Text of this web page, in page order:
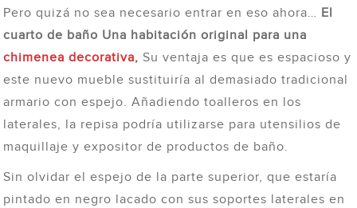
Pero quizá no sea necesario entrar en eso ahora… El
cuarto de baño Una habitación original para una
chimenea decorativa,Su ventaja es que es espacioso y
este nuevo mueble sustituiría al demasiado tradicional
armario con espejo. Añadiendo toalleros en los
laterales, la repisa podría utilizarse para utensilios de
maquillaje y expositor de productos de baño.
Sin olvidar el espejo de la parte superior, que estaría
pintado en negro lacado con sus soportes laterales en